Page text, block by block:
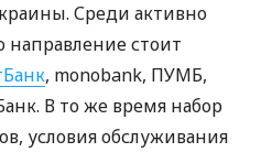
Среди активно
направление стоит
, monobank, ПУМБ,
В то же время набор
условия обслуживания